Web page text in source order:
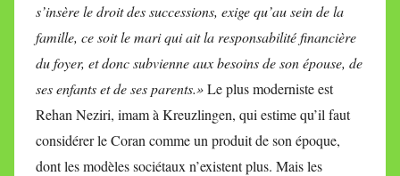
s’insère le droit des successions, exige qu’au sein de la
famille, ce soit le mari qui ait la responsabilité financière
du foyer, et donc subvienne aux besoins de son épouse, de
ses enfants et de ses parents.»Le plus moderniste est
Rehan Neziri, imam à Kreuzlingen, qui estime qu’il faut
considérer le Coran comme un produit de son époque,
dont les modèles sociétaux n’existent plus. Mais les